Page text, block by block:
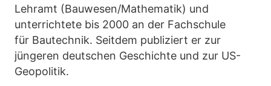
Lehramt (Bauwesen/Mathematik) und
unterrichtete bis 2000 an der Fachschule
für Bautechnik. Seitdem publiziert er zur
jüngeren deutschen Geschichte und zur US-
Geopolitik.